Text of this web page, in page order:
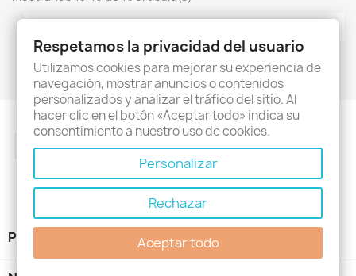
2
Volver arriba
FacebookTwitter Rss YouTubePinterestInstagram
PRODUCTOS
Respetamos la privacidad del usuario
Utilizamos cookies para mejorar su experiencia de
navegación, mostrar anuncios o contenidos
personalizados y analizar el tráfico del sitio. Al
hacer clic en el botón «Aceptar todo» indica su
consentimiento a nuestro uso de cookies.
Personalizar
Rechazar
Aceptar todo